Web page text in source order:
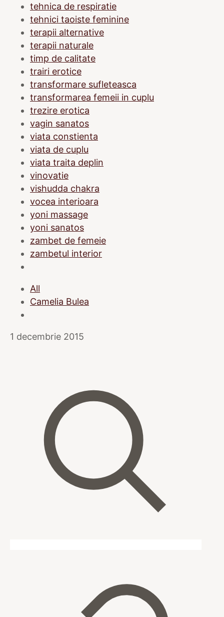
tehnica de respiratie
tehnici taoiste feminine
terapii alternative
terapii naturale
timp de calitate
trairi erotice
transformare sufleteasca
transformarea femeii in cuplu
trezire erotica
vagin sanatos
viata constienta
viata de cuplu
viata traita deplin
vinovatie
vishudda chakra
vocea interioara
yoni massage
yoni sanatos
zambet de femeie
zambetul interior
All
Camelia Bulea
1 decembrie 2015